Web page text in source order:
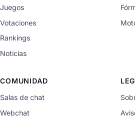
Juegos
Votaciones
Rankings
Noticias
COMUNIDAD
Salas de chat
Webchat